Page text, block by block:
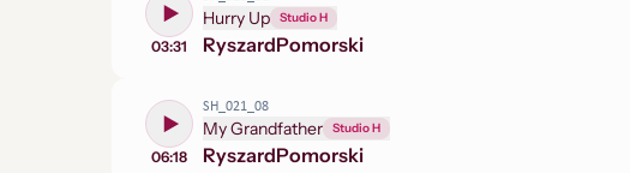
03:31
Hurry Up Studio H
RyszardPomorski
06:18
SH_021_08
My Grandfather Studio H
RyszardPomorski